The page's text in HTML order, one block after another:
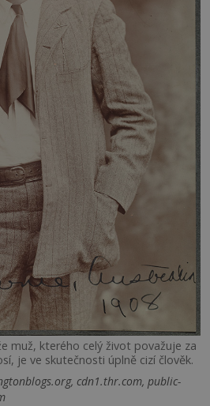
muž, kterého celý život považuje za
je ve skutečnosti úplně cizí člověk.
cdn1.thr.com, public-